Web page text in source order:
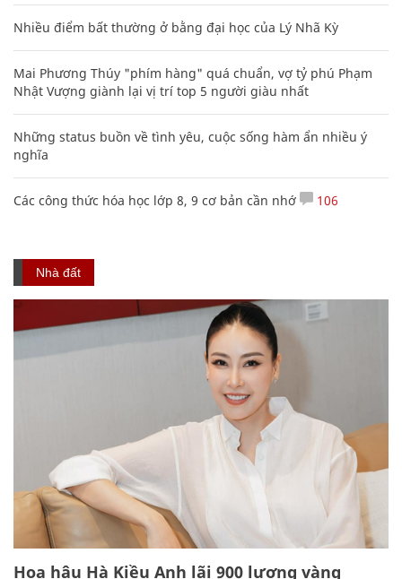
Nhiều điểm bất thường ở bằng đại học của Lý Nhã Kỳ
Mai Phương Thúy "phím hàng" quá chuẩn, vợ tỷ phú Phạm
Nhật Vượng giành lại vị trí top 5 người giàu nhất
Những status buồn về tình yêu, cuộc sống hàm ẩn nhiều ý
nghĩa
Các công thức hóa học lớp 8, 9 cơ bản cần nhớ 106
Nhà đất
Hoa hậu Hà Kiều Anh lãi 900 lượng vàng